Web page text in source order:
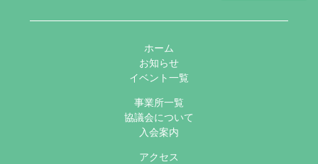
ホーム
お知らせ
イベント一覧
事業所一覧
協議会について
入会案内
アクセス